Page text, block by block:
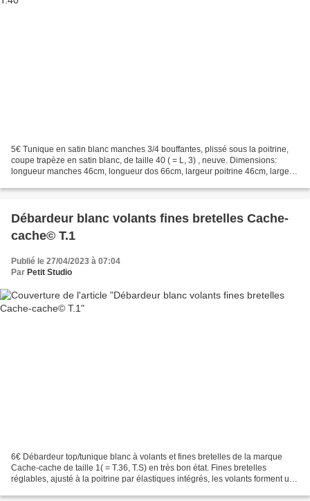
5€ Tunique en satin blanc manches 3/4 bouffantes, plissé sous la poitrine,
coupe trapèze en satin blanc, de taille 40 ( = L, 3) , neuve. Dimensions:
longueur manches 46cm, longueur dos 66cm, largeur poitrine 46cm, largeur
Débardeur blanc volants fines bretelles Cache-
cache© T.1
Publié le 27/04/2023 à 07:04
Par Petit Studio
6€ Débardeur top/tunique blanc à volants et fines bretelles de la marque
Cache-cache de taille 1( = T.36, T.S) en très bon état. Fines bretelles
réglables, ajusté à la poitrine par élastiques intégrés, les volants forment une